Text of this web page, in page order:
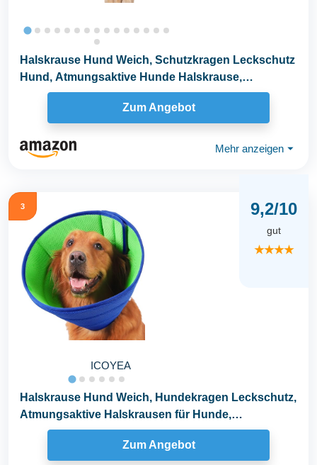
Halskrause Hund Weich, Schutzkragen Leckschutz
Hund, Atmungsaktive Hunde Halskrause,
Einstellbarer...
Zum Angebot
Mehr anzeigen ⏷
3
ICOYEA
9,2/10
gut
★★★★
Halskrause Hund Weich, Hundekragen Leckschutz,
Atmungsaktive Halskrausen für Hunde,
Einstellbarer...
Zum Angebot